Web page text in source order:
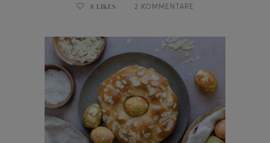
8 LIKES 2 KOMMENTARE